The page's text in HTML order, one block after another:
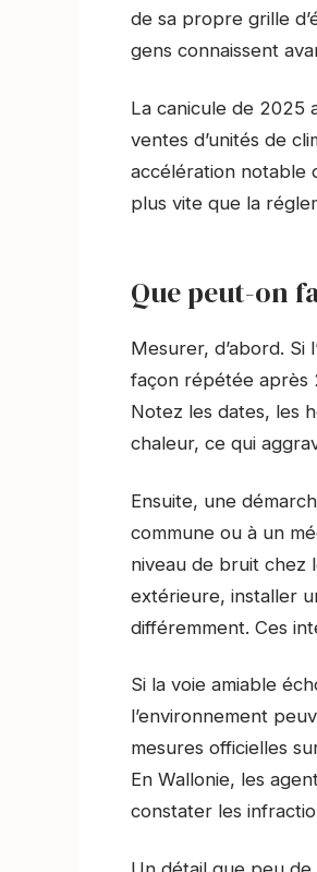
de sa propre grille
gens connaissent
La canicule de 2025
ventes d’unités de
accélération notable
plus vite que la
Que peut-on
Mesurer, d’abord.
façon répétée après
Notez les dates, les
chaleur, ce qui
Ensuite, une
commune ou à un
niveau de bruit chez
extérieure, installer
différemment. Ces
Si la voie amiable
l’environnement
mesures officielles
En Wallonie, les
constater les